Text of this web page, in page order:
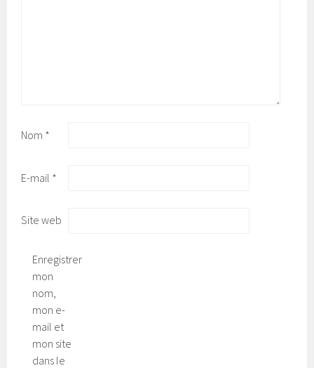
Nom *
E-mail *
Site web
Enregistrer
mon
nom,
mon e-
mail et
mon site
dans le